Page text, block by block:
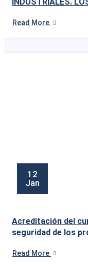
Read More
12
Jan
Acreditación del
seguridad de los
Read More